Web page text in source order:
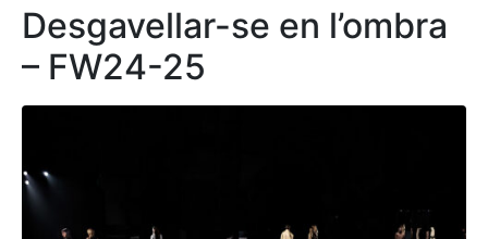
Desgavellar-se en l’ombra
– FW24-25